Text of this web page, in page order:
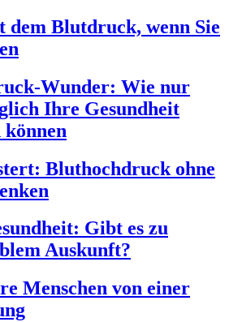
dem Blutdruck, wenn Sie
Wunder: Wie nur
Ihre Gesundheit
Bluthochdruck ohne
Gibt es zu
Auskunft?
Menschen von einer